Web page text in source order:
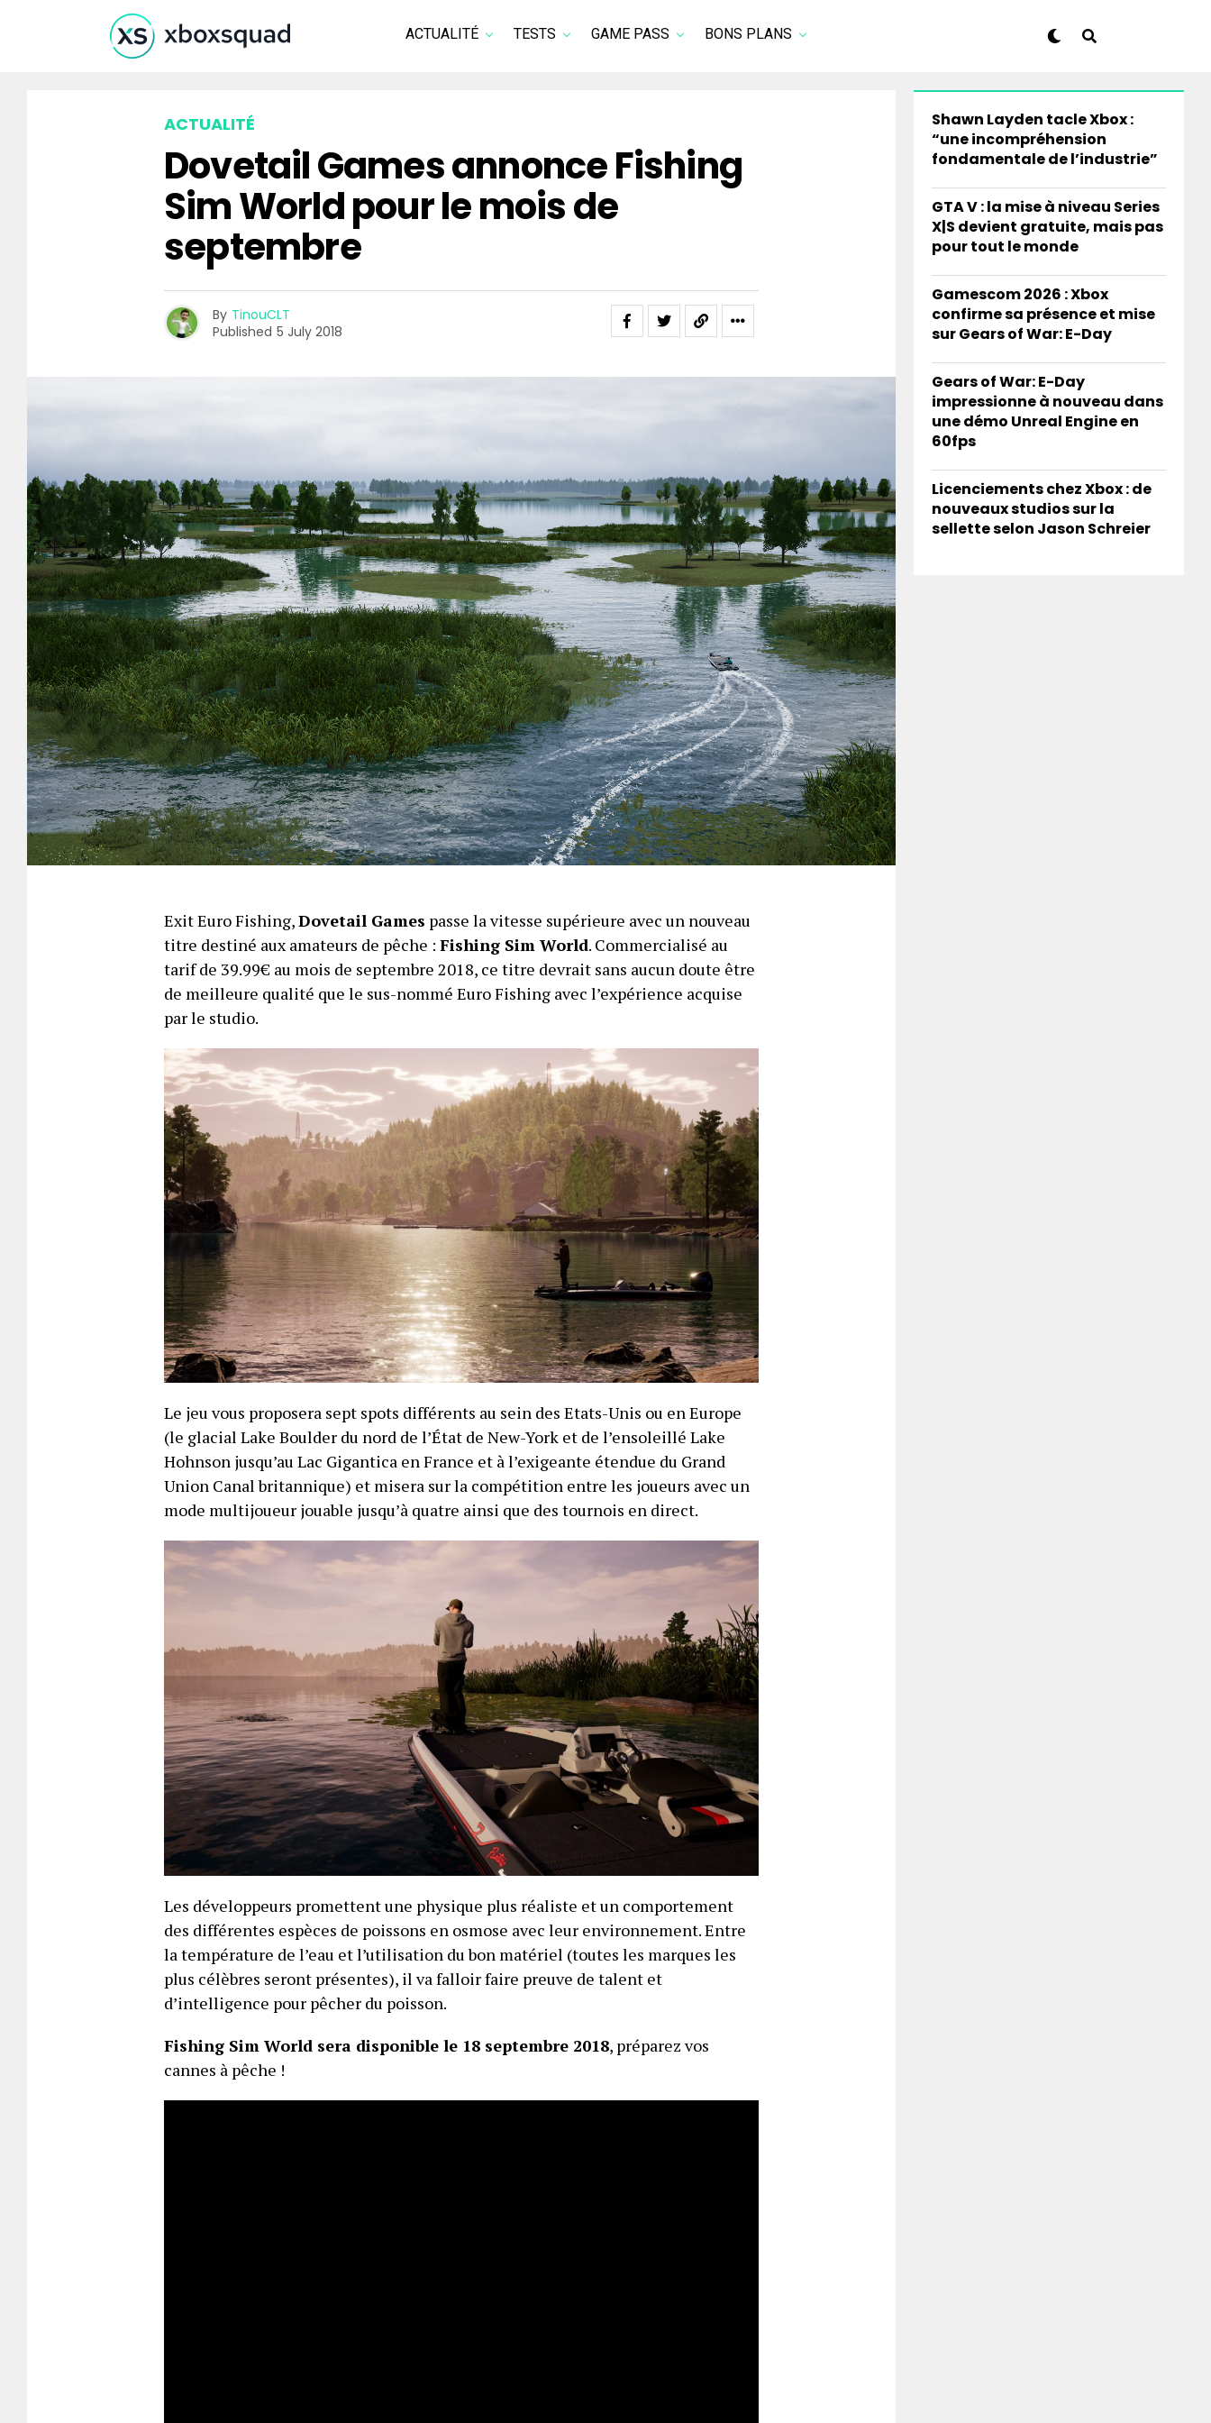
ACTUALITÉ TESTS GAME PASS BONS PLANS
ACTUALITÉ
Dovetail Games annonce Fishing
Sim World pour le mois de
septembre
By TinouCLT
Published 5 July 2018
Exit Euro Fishing,Dovetail Games passe la vitesse supérieure avec un nouveau
titre destiné aux amateurs de pêche : Fishing Sim World. Commercialisé au
tarif de 39.99€ au mois de septembre 2018, ce titre devrait sans aucun doute être
de meilleure qualité que le sus-nommé Euro Fishing avec l’expérience acquise
par le studio.
Le jeu vous proposera sept spots différents au sein des Etats-Unis ou en Europe
(le glacial Lake Boulder du nord de l’État de New-York et de l’ensoleillé Lake
Hohnson jusqu’au Lac Gigantica en France et à l’exigeante étendue du Grand
Union Canal britannique) et misera sur la compétition entre les joueurs avec un
mode multijoueur jouable jusqu’à quatre ainsi que des tournois en direct.
Les développeurs promettent une physique plus réaliste et un comportement
des différentes espèces de poissons en osmose avec leur environnement. Entre
la température de l’eau et l’utilisation du bon matériel (toutes les marques les
plus célèbres seront présentes), il va falloir faire preuve de talent et
d’intelligence pour pêcher du poisson.
Fishing Sim World sera disponible le 18 septembre 2018, préparez vos
cannes à pêche !
Shawn Layden tacle Xbox :
“une incompréhension
fondamentale de l’industrie”
GTA V : la mise à niveau Series
X|S devient gratuite, mais pas
pour tout le monde
Gamescom 2026 : Xbox
confirme sa présence et mise
sur Gears of War: E-Day
Gears of War: E-Day
impressionne à nouveau dans
une démo Unreal Engine en
60fps
Licenciements chez Xbox : de
nouveaux studios sur la
sellette selon Jason Schreier